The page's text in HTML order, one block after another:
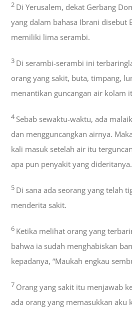
2 Di Yerusalem, dekat Gerbang
yang dalam bahasa Ibrani disebut
memiliki lima serambi.
3 Di serambi-serambi ini
orang yang sakit, buta, timpang,
menantikan guncangan air kolam
4Sebab sewaktu-waktu, ada
dan mengguncangkan airnya.
kali masuk setelah air itu
apa pun penyakit yang dideritanya.
5 Di sana ada seorang yang telah
menderita sakit.
6 Ketika melihat orang yang
bahwa ia sudah menghabiskan
kepadanya, “Maukah engkau
7 Orang yang sakit itu menjawab
ada orang yang memasukkan aku